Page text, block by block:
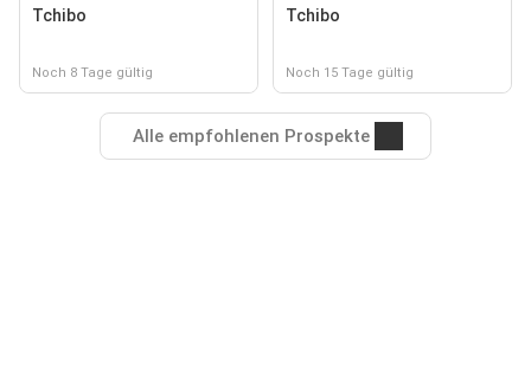
Tchibo
Noch 8 Tage gültig
Tchibo
Noch 15 Tage gültig
Alle empfohlenen Prospekte